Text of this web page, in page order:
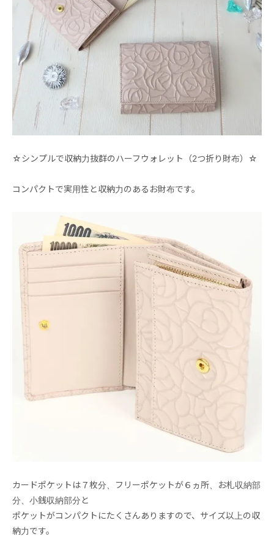
☆シンプルで収納力抜群のハーフウォレット（2つ折り財布）☆
コンパクトで実用性と収納力のあるお財布です。
カードポケットは７枚分、フリーポケットが６ヵ所、お札収納部
分、小銭収納部分と
ポケットがコンパクトにたくさんありますので、サイズ以上の収
納力です。